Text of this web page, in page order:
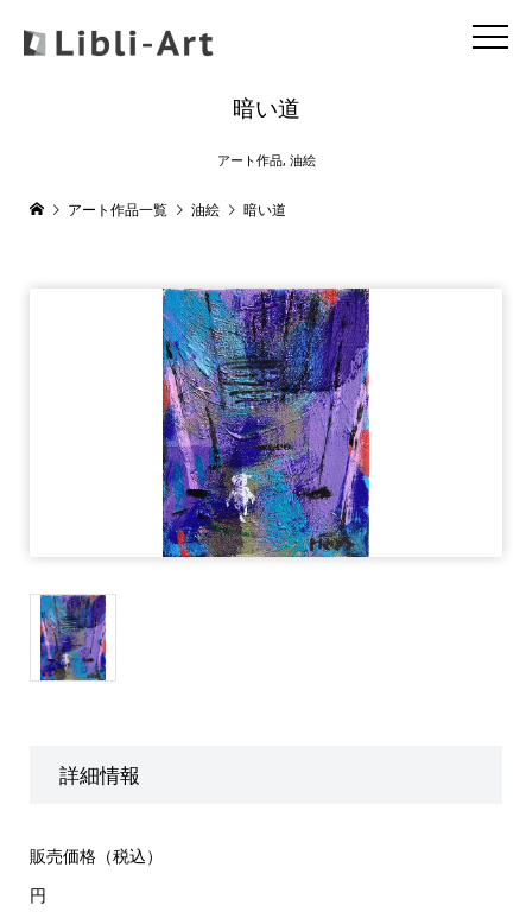
暗い道
アート作品, 油絵
アート作品一覧 油絵 暗い道
詳細情報
販売価格（税込）
円